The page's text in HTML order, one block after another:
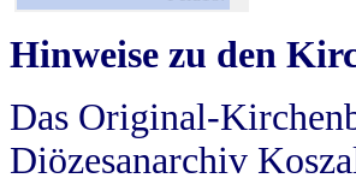
Hinweise zu den
Das Original-
Diözesanarchiv